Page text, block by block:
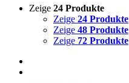
Zeige 24 Produkte
Zeige 24 Produkte
Zeige 48 Produkte
Zeige 72 Produkte